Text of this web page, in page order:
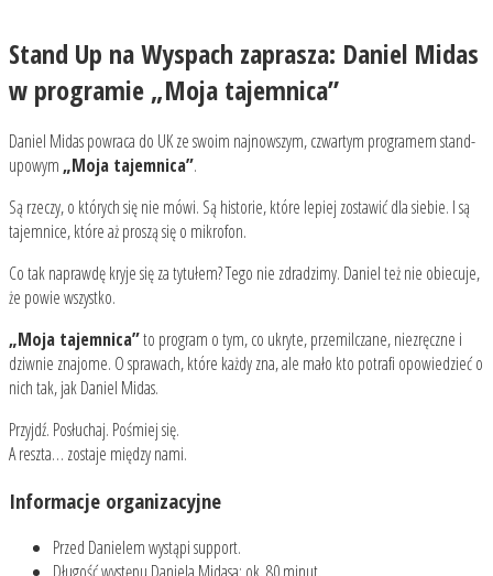
Stand Up na Wyspach zaprasza: Daniel Midas
w programie „Moja tajemnica”
Daniel Midas powraca do UK ze swoim najnowszym, czwartym programem stand-
upowym„Moja tajemnica”.
Są rzeczy, o których się nie mówi. Są historie, które lepiej zostawić dla siebie. I są
tajemnice, które aż proszą się o mikrofon.
Co tak naprawdę kryje się za tytułem? Tego nie zdradzimy. Daniel też nie obiecuje,
że powie wszystko.
„Moja tajemnica”to program o tym, co ukryte, przemilczane, niezręczne i
dziwnie znajome. O sprawach, które każdy zna, ale mało kto potrafi opowiedzieć o
nich tak, jak Daniel Midas.
Przyjdź. Posłuchaj. Pośmiej się.
A reszta… zostaje między nami.
Informacje organizacyjne
Przed Danielem wystąpi support.